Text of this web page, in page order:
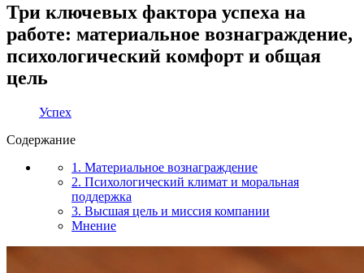
Три ключевых фактора успеха на
работе: материальное вознаграждение,
психологический комфорт и общая
цель
Успех
Содержание
1. Материальное вознаграждение
2. Психологический климат и моральная
поддержка
3. Высшая цель и миссия компании
Мнение